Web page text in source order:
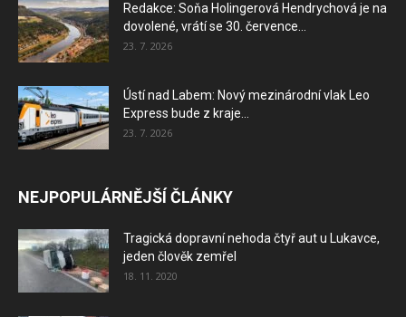
Redakce: Soňa Holingerová Hendrychová je na
dovolené, vrátí se 30. července...
23. 7. 2026
Ústí nad Labem: Nový mezinárodní vlak Leo
Express bude z kraje...
23. 7. 2026
NEJPOPULÁRNĚJŠÍ ČLÁNKY
Tragická dopravní nehoda čtyř aut u Lukavce,
jeden člověk zemřel
18. 11. 2020